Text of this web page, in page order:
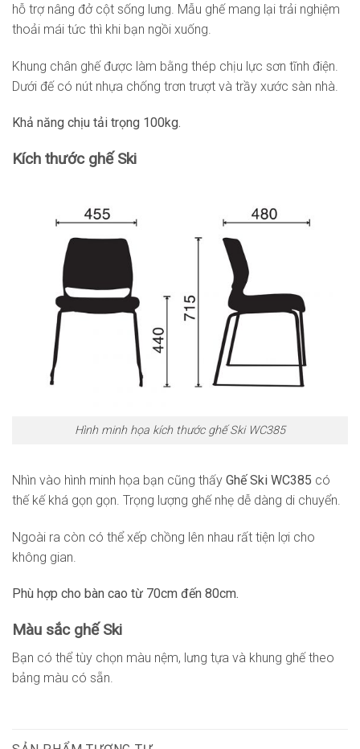
hỗ trợ nâng đở cột sống lưng. Mẫu ghế mang lại trải nghiệm
thoải mái tức thì khi bạn ngồi xuống.
Khung chân ghế được làm bằng thép chịu lực sơn tĩnh điện.
Dưới đế có nút nhựa chống trơn trượt và trầy xước sàn nhà.
Khả năng chịu tải trọng 100kg.
Kích thước ghế Ski
Hình minh họa kích thước ghế Ski WC385
Nhìn vào hình minh họa bạn cũng thấy Ghế Ski WC385 có
thế kế khá gọn gọn. Trọng lượng ghế nhẹ dễ dàng di chuyển.
Ngoài ra còn có thể xếp chồng lên nhau rất tiện lợi cho
không gian.
Phù hợp cho bàn cao từ 70cm đến 80cm.
Màu sắc ghế Ski
Bạn có thể tùy chọn màu nệm, lưng tựa và khung ghế theo
bảng màu có sẵn.